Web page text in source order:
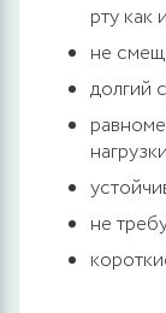
рту как
не
долгий
не